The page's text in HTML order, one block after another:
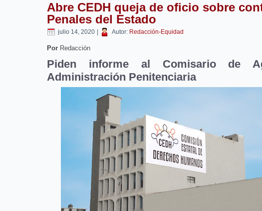
Abre CEDH queja de oficio sobre
Penales del Estado
julio 14, 2020 Autor: Redacción-Equidad
Por Redacción
Piden informe al Comisario de
Administración Penitenciaria